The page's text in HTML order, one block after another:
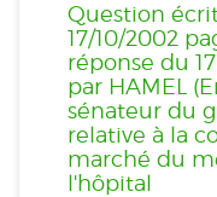
Question
17/10/2002
réponse du
par HAMEL
sénateur du
relative à la
marché du
l'hôpital